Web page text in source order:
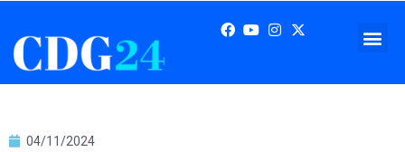
04/11/2024